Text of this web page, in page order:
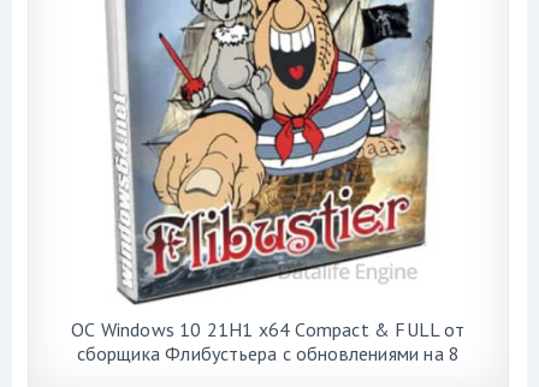
ОС Windows 10 21H1 x64 Compact & FULL от
сборщика Флибустьера с обновлениями на 8